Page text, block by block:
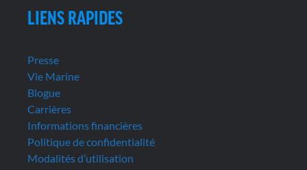
LIENS RAPIDES
Presse
Vie Marine
Blogue
Carrières
Informations financières
Politique de confidentialité
Modalités d’utilisation